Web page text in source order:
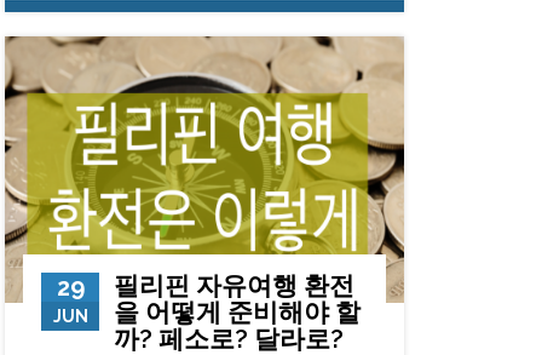
3951 0 23
29
JUN
필리핀 자유여행 환전
을 어떻게 준비해야 할
까? 페소로? 달라로?